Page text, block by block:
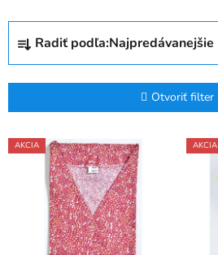
R
d
n
i
e
Radiť podľa:Najpredávanejšie
Otvoriť filter
V
ý
AKCIA AKCIA